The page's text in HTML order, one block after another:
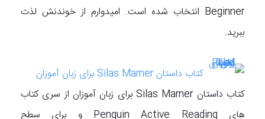
Beginner انتخاب شده است. امیدوارم از خوندنش لذت
ببرید.
کتاب داستان Silas Marner برای زبان آموزان
کتاب داستان Silas Marner برای زبان آموزان از سری کتاب
های Penguin Active Reading و برای سطح